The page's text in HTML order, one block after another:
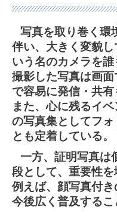
写真を取り巻く環
伴い、大きく変貌
いう名のカメラを誰
撮影した写真は画
で容易に発信・共有
また、心に残るイ
の写真集としてフ
とも定着している。
一方、証明写真は
段として、重要性を
例えば、顔写真付き
今後広く普及するこ